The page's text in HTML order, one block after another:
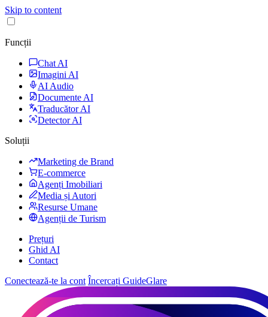
Skip to content
Funcții
Chat AI
Imagini AI
AI Audio
Documente AI
Traducător AI
Detector AI
Soluții
Marketing de Brand
E-commerce
Agenți Imobiliari
Media și Autori
Resurse Umane
Agenții de Turism
Prețuri
Ghid AI
Contact
Conectează-te la cont Încercați GuideGlare